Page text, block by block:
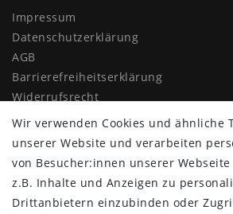
Impressum
Daten­schutz­erklärung
AGB
Barrierefreiheitserklärung
Widerrufs­recht
Vertrag widerrufen
MYPOPUPCLUB
Über uns
Retoure
Wir verwenden Cookies und ähnliche
unserer Website und verarbeiten
von Besucher:innen unserer Webseite
z.B. Inhalte und Anzeigen zu
Drittanbietern einzubinden oder